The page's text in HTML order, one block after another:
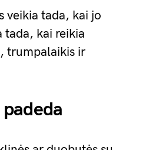
veikia tada, kai jo
tada, kai reikia
trumpalaikis ir